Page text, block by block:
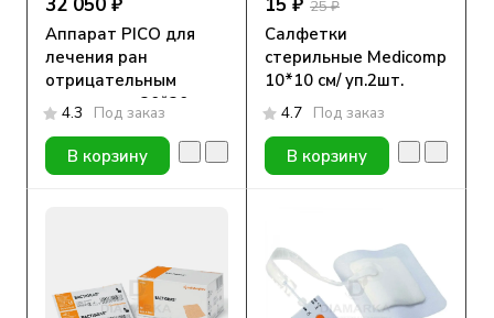
32 050 ₽
Аппарат PICO для
лечения ран
отрицательным
давлением 20*20 см
4.3 Под заказ
В корзину
15 ₽ 25 ₽
Салфетки
стерильные Medicomp
10*10 см/ уп.2шт.
4.7 Под заказ
В корзину